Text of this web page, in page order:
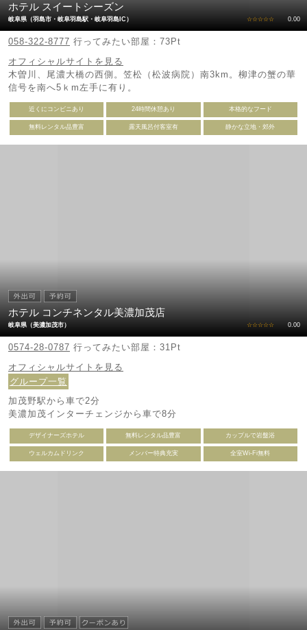
ホテル スイートシーズン
岐阜県（羽島市・岐阜羽島駅・岐阜羽島IC） ☆☆☆☆☆ 0.00
058-322-8777 行ってみたい部屋：73Pt
オフィシャルサイトを見る
木曽川、尾濃大橋の西側。笠松（松波病院）南3km。柳津の蟹の華
信号を南へ5ｋm左手に有り。
近くにコンビニあり 24時間休憩あり 本格的なフード
無料レンタル品豊富 露天風呂付客室有 静かな立地・郊外
ホテル コンチネンタル美濃加茂店
岐阜県（美濃加茂市） ☆☆☆☆☆ 0.00
0574-28-0787 行ってみたい部屋：31Pt
オフィシャルサイトを見る
グループ一覧
加茂野駅から車で2分
美濃加茂インターチェンジから車で8分
デザイナーズホテル 無料レンタル品豊富 カップルで岩盤浴
ウェルカムドリンク メンバー特典充実 全室Wi-Fi無料